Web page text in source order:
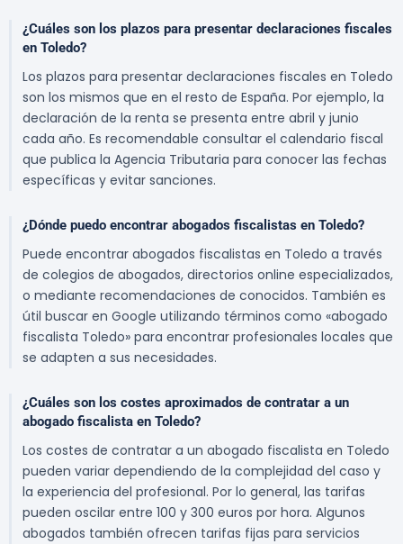
¿Cuáles son los plazos para presentar declaraciones fiscales
en Toledo?
Los plazos para presentar declaraciones fiscales en Toledo
son los mismos que en el resto de España. Por ejemplo, la
declaración de la renta se presenta entre abril y junio
cada año. Es recomendable consultar el calendario fiscal
que publica la Agencia Tributaria para conocer las fechas
específicas y evitar sanciones.
¿Dónde puedo encontrar abogados fiscalistas en Toledo?
Puede encontrar abogados fiscalistas en Toledo a través
de colegios de abogados, directorios online especializados,
o mediante recomendaciones de conocidos. También es
útil buscar en Google utilizando términos como «abogado
fiscalista Toledo» para encontrar profesionales locales que
se adapten a sus necesidades.
¿Cuáles son los costes aproximados de contratar a un
abogado fiscalista en Toledo?
Los costes de contratar a un abogado fiscalista en Toledo
pueden variar dependiendo de la complejidad del caso y
la experiencia del profesional. Por lo general, las tarifas
pueden oscilar entre 100 y 300 euros por hora. Algunos
abogados también ofrecen tarifas fijas para servicios